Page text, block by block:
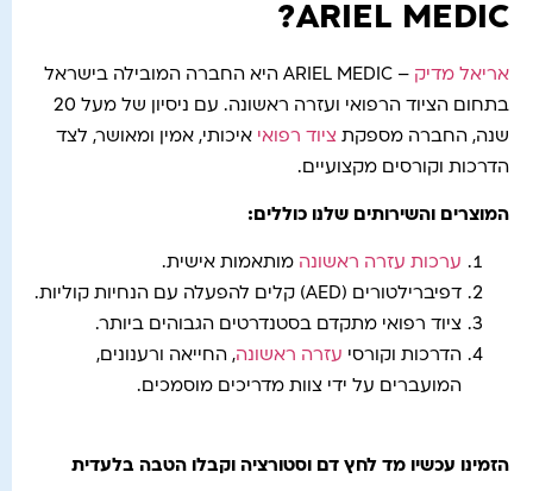
ARIEL MEDIC?
אריאל מדיק
– ARIEL MEDIC היא החברה המובילה בישראל
בתחום הציוד הרפואי ועזרה ראשונה. עם ניסיון של מעל 20
שנה, החברה מספקת ציוד רפואי איכותי, אמין ומאושר, לצד
הדרכות וקורסים מקצועיים.
המוצרים והשירותים שלנו כוללים:
ערכות עזרה ראשונה מותאמות אישית.
דפיברילטורים (AED) קלים להפעלה עם הנחיות קוליות.
ציוד רפואי מתקדם בסטנדרטים הגבוהים ביותר.
הדרכות וקורסי עזרה ראשונה, החייאה ורענונים,
המועברים על ידי צוות מדריכים מוסמכים.
הזמינו עכשיו מד לחץ דם וסטורציה וקבלו הטבה בלעדית